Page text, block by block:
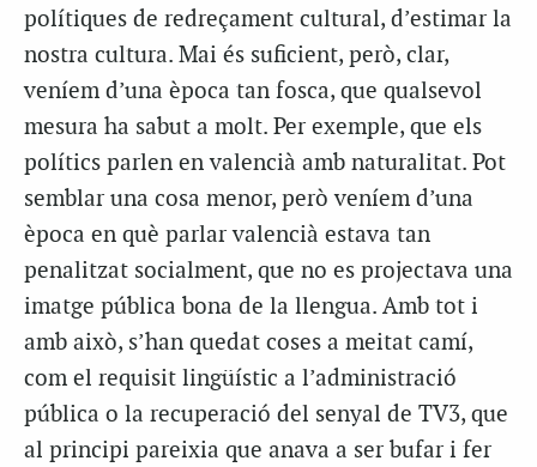
polítiques de redreçament cultural, d’estimar la
nostra cultura. Mai és suficient, però, clar,
veníem d’una època tan fosca, que qualsevol
mesura ha sabut a molt. Per exemple, que els
polítics parlen en valencià amb naturalitat. Pot
semblar una cosa menor, però veníem d’una
època en què parlar valencià estava tan
penalitzat socialment, que no es projectava una
imatge pública bona de la llengua. Amb tot i
amb això, s’han quedat coses a meitat camí,
com el requisit lingüístic a l’administració
pública o la recuperació del senyal de TV3, que
al principi pareixia que anava a ser bufar i fer